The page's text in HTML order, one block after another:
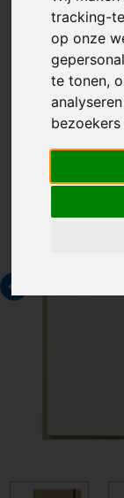
tracking-
op onze
te tonen,
schrijven
Artikelnummer: